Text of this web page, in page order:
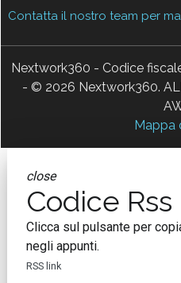
Contatta il nostro team per
Nextwork360 - Codice
- © 2026 Nextwork360.
Mappa
close
Codice Rss
Clicca sul pulsante per
negli appunti.
RSS link